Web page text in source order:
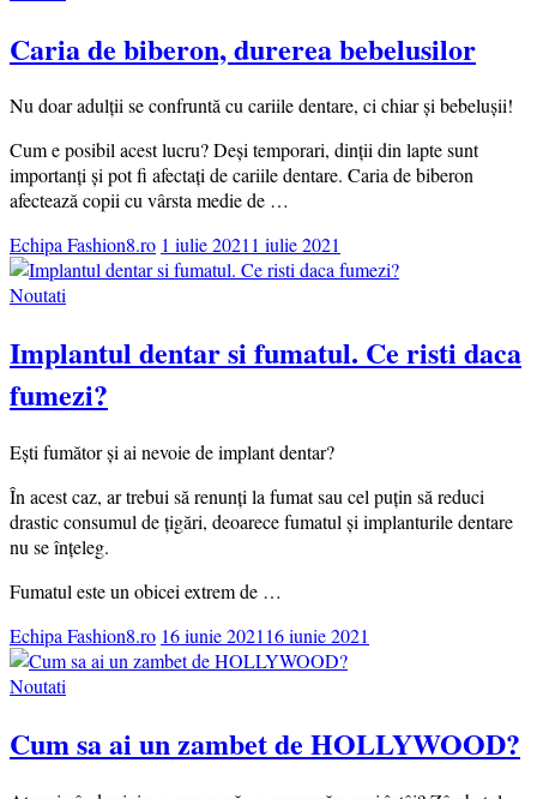
Caria de biberon, durerea bebelusilor
Nu doar adulții se confruntă cu cariile dentare, ci chiar și bebelușii!
Cum e posibil acest lucru? Deși temporari, dinții din lapte sunt
importanți și pot fi afectați de cariile dentare. Caria de biberon
afectează copii cu vârsta medie de …
Echipa Fashion8.ro 1 iulie 20211 iulie 2021
Noutati
Implantul dentar si fumatul. Ce risti daca
fumezi?
Ești fumător și ai nevoie de implant dentar?
În acest caz, ar trebui să renunți la fumat sau cel puțin să reduci
drastic consumul de țigări, deoarece fumatul și implanturile dentare
nu se înțeleg.
Fumatul este un obicei extrem de …
Echipa Fashion8.ro 16 iunie 202116 iunie 2021
Noutati
Cum sa ai un zambet de HOLLYWOOD?